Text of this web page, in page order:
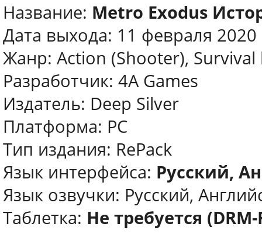
Название: Metro Exodus
Дата выхода: 11 февраля 2020
Жанр: Action (Shooter),
Разработчик: 4A Games
Издатель: Deep Silver
Платформа: PC
Тип издания: RePack
Язык интерфейса: Русский,
Язык озвучки: Русский,
Таблетка: Не требуется